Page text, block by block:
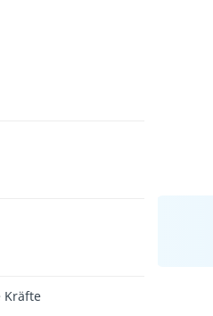
Kräfte